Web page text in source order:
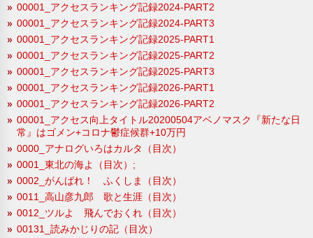
00001_アクセスランキング記録2024-PART2
00001_アクセスランキング記録2024-PART3
00001_アクセスランキング記録2025-PART1
00001_アクセスランキング記録2025-PART2
00001_アクセスランキング記録2025-PART3
00001_アクセスランキング記録2026-PART1
00001_アクセスランキング記録2026-PART2
00001_アクセス向上タイトル20200504アベノマスク『新たな日
常』はゴメン+コロナ鬱症候群+10万円
0000_アナログいろはカルタ（目次）
0001_東北の海よ（目次）;
0002_がんばれ！ ふくしま（目次）
0011_高山彦九郎 歌と生涯（目次）
0012_ツルよ 飛んでおくれ（目次）
00131_読みかじりの記（目次）